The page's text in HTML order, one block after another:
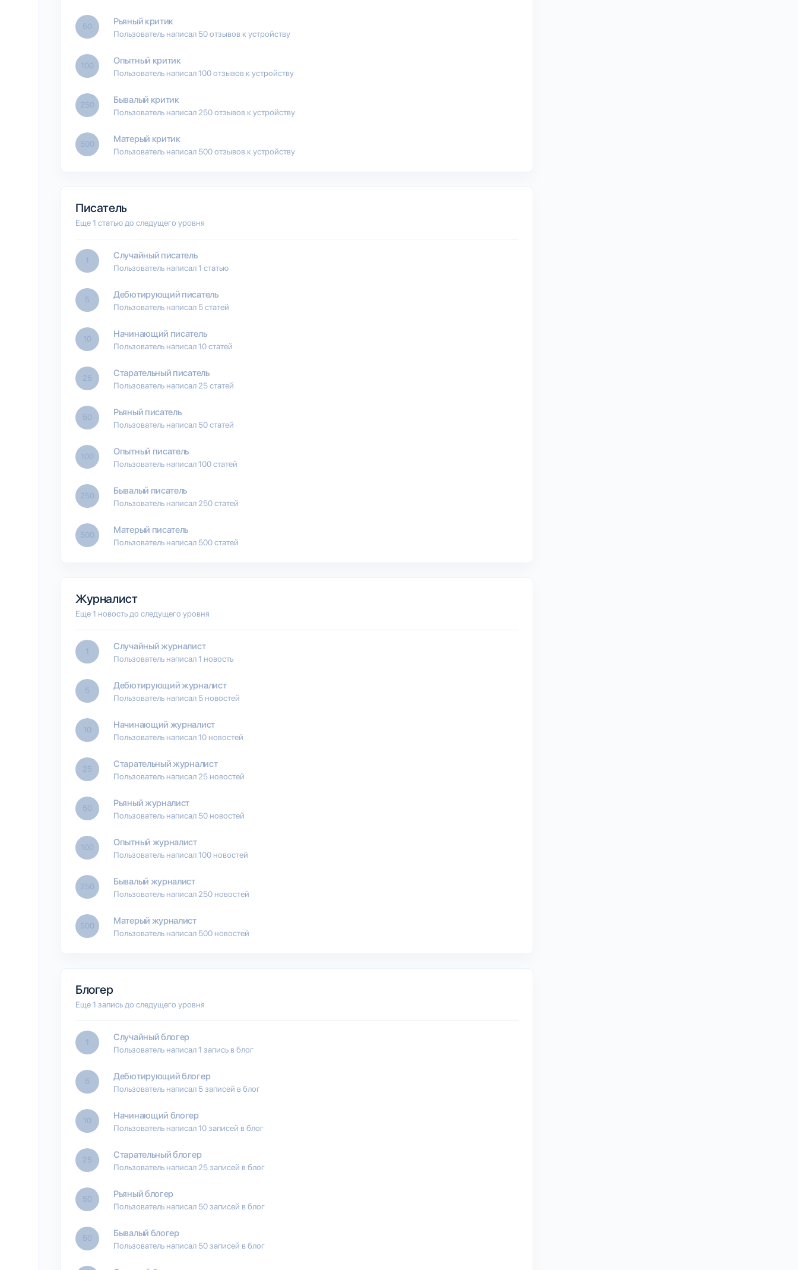
50 Рьяный критик
Пользователь написал 50 отзывов к устройству
100 Опытный критик
Пользователь написал 100 отзывов к устройству
250 Бывалый критик
Пользователь написал 250 отзывов к устройству
500 Матерый критик
Пользователь написал 500 отзывов к устройству
Писатель
Еще 1 статью до следущего уровня
1 Случайный писатель
Пользователь написал 1 статью
5 Дебютирующий писатель
Пользователь написал 5 статей
10 Начинающий писатель
Пользователь написал 10 статей
25 Старательный писатель
Пользователь написал 25 статей
50 Рьяный писатель
Пользователь написал 50 статей
100 Опытный писатель
Пользователь написал 100 статей
250 Бывалый писатель
Пользователь написал 250 статей
500 Матерый писатель
Пользователь написал 500 статей
Журналист
Еще 1 новость до следущего уровня
1 Случайный журналист
Пользователь написал 1 новость
5 Дебютирующий журналист
Пользователь написал 5 новостей
10 Начинающий журналист
Пользователь написал 10 новостей
25 Старательный журналист
Пользователь написал 25 новостей
50 Рьяный журналист
Пользователь написал 50 новостей
100 Опытный журналист
Пользователь написал 100 новостей
250 Бывалый журналист
Пользователь написал 250 новостей
500 Матерый журналист
Пользователь написал 500 новостей
Блогер
Еще 1 запись до следущего уровня
1 Случайный блогер
Пользователь написал 1 запись в блог
5 Дебютирующий блогер
Пользователь написал 5 записей в блог
10 Начинающий блогер
Пользователь написал 10 записей в блог
25 Старательный блогер
Пользователь написал 25 записей в блог
50 Рьяный блогер
Пользователь написал 50 записей в блог
50 Бывалый блогер
Пользователь написал 50 записей в блог